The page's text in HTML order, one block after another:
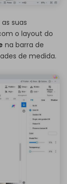
suas
o layout do
na barra de
de medida.